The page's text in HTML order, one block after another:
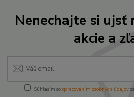
Nenechajte si ujsť
akcie a
Súhlasím sospracovaním osobných údajov